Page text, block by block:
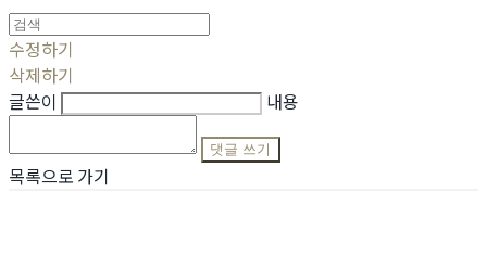
수정하기
삭제하기
글쓴이
내용
댓글 쓰기
목록으로 가기